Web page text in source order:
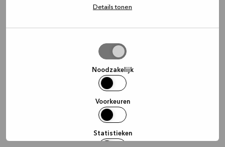
Details tonen
Noodzakelijk
Voorkeuren
Statistieken